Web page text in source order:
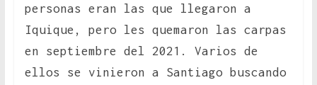
personas eran las que llegaron a
Iquique, pero les quemaron las carpas
en septiembre del 2021. Varios de
ellos se vinieron a Santiago buscando